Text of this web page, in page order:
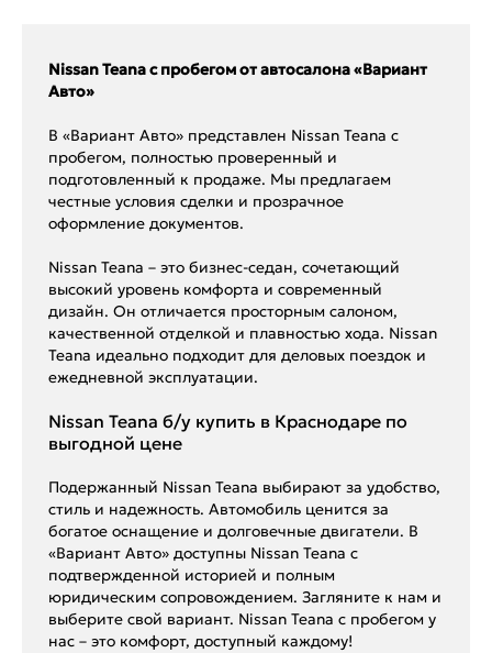
Nissan Teana с пробегом от автосалона «Вариант
Авто»
В «Вариант Авто» представлен Nissan Teana с
пробегом, полностью проверенный и
подготовленный к продаже. Мы предлагаем
честные условия сделки и прозрачное
оформление документов.
Nissan Teana – это бизнес-седан, сочетающий
высокий уровень комфорта и современный
дизайн. Он отличается просторным салоном,
качественной отделкой и плавностью хода. Nissan
Teana идеально подходит для деловых поездок и
ежедневной эксплуатации.
Nissan Teana б/у купить в Краснодаре по
выгодной цене
Подержанный Nissan Teana выбирают за удобство,
стиль и надежность. Автомобиль ценится за
богатое оснащение и долговечные двигатели. В
«Вариант Авто» доступны Nissan Teana с
подтвержденной историей и полным
юридическим сопровождением. Загляните к нам и
выберите свой вариант. Nissan Teana с пробегом у
нас – это комфорт, доступный каждому!